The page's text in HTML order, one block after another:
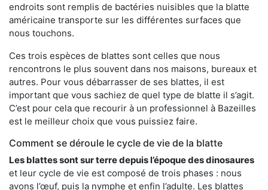
endroits sont remplis de bactéries nuisibles que la blatte
américaine transporte sur les différentes surfaces que
nous touchons.
Ces trois espèces de blattes sont celles que nous
rencontrons le plus souvent dans nos maisons, bureaux et
autres. Pour vous débarrasser de ses blattes, il est
important que vous sachiez de quel type de blatte il s’agit.
C’est pour cela que recourir à un professionnel à Bazeilles
est le meilleur choix que vous puissiez faire.
Comment se déroule le cycle de vie de la blatte
Les blattes sont sur terre depuis l’époque des dinosaures
et leur cycle de vie est composé de trois phases : nous
avons l’œuf, puis la nymphe et enfin l’adulte. Les blattes